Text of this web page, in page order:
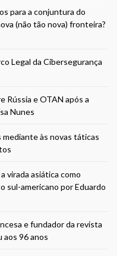
para a conjuntura do
(não tão nova) fronteira?
Legal da Cibersegurança
Rússia e OTAN após a
Nunes
às novas táticas
virada asiática como
sul-americano por Eduardo
e fundador da revista
aos 96 anos